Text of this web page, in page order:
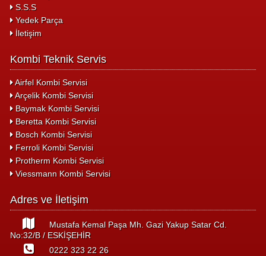
S.S.S
Yedek Parça
İletişim
Kombi Teknik Servis
Airfel Kombi Servisi
Arçelik Kombi Servisi
Baymak Kombi Servisi
Beretta Kombi Servisi
Bosch Kombi Servisi
Ferroli Kombi Servisi
Protherm Kombi Servisi
Viessmann Kombi Servisi
Adres ve İletişim
Mustafa Kemal Paşa Mh. Gazi Yakup Satar Cd.
No:32/B / ESKİŞEHİR
0222 323 22 26